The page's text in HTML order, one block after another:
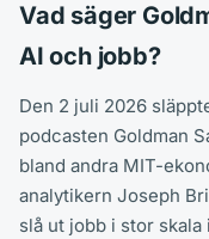
Vad säger
AI och jobb?
Den 2 juli 2026
podcasten Goldman
bland andra MIT-
analytikern Joseph
slå ut jobb i stor